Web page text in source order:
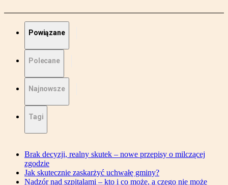
Powiązane
Polecane
Najnowsze
Tagi
Brak decyzji, realny skutek – nowe przepisy o milczącej
zgodzie
Jak skutecznie zaskarżyć uchwałę gminy?
Nadzór nad szpitalami – kto i co może, a czego nie może